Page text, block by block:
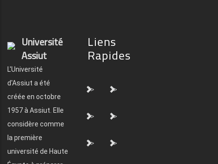
Université
Assiut
L'Université
d'Assiut a été
créée en octobre
1957 à Assiut. Elle
considère comme
la première
université de Haute
Liens
Rapides
"> ">
"> ">
"> ">